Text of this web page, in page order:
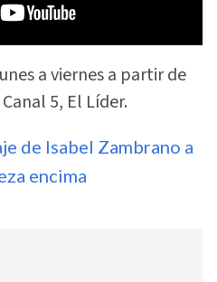
a viernes a partir de
5, El Líder.
de Isabel Zambrano a
encima